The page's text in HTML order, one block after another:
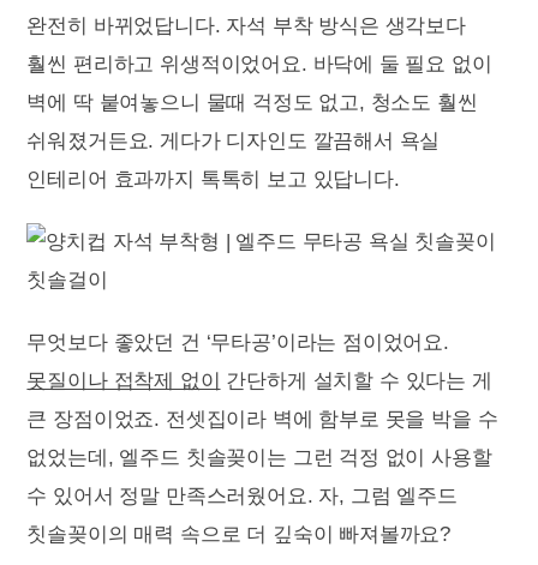
완전히 바뀌었답니다. 자석 부착 방식은 생각보다
훨씬 편리하고 위생적이었어요. 바닥에 둘 필요 없이
벽에 딱 붙여놓으니 물때 걱정도 없고, 청소도 훨씬
쉬워졌거든요. 게다가 디자인도 깔끔해서 욕실
인테리어 효과까지 톡톡히 보고 있답니다.
무엇보다 좋았던 건 ‘무타공’이라는 점이었어요.
못질이나 접착제 없이 간단하게 설치할 수 있다는 게
큰 장점이었죠. 전셋집이라 벽에 함부로 못을 박을 수
없었는데, 엘주드 칫솔꽂이는 그런 걱정 없이 사용할
수 있어서 정말 만족스러웠어요. 자, 그럼 엘주드
칫솔꽂이의 매력 속으로 더 깊숙이 빠져볼까요?